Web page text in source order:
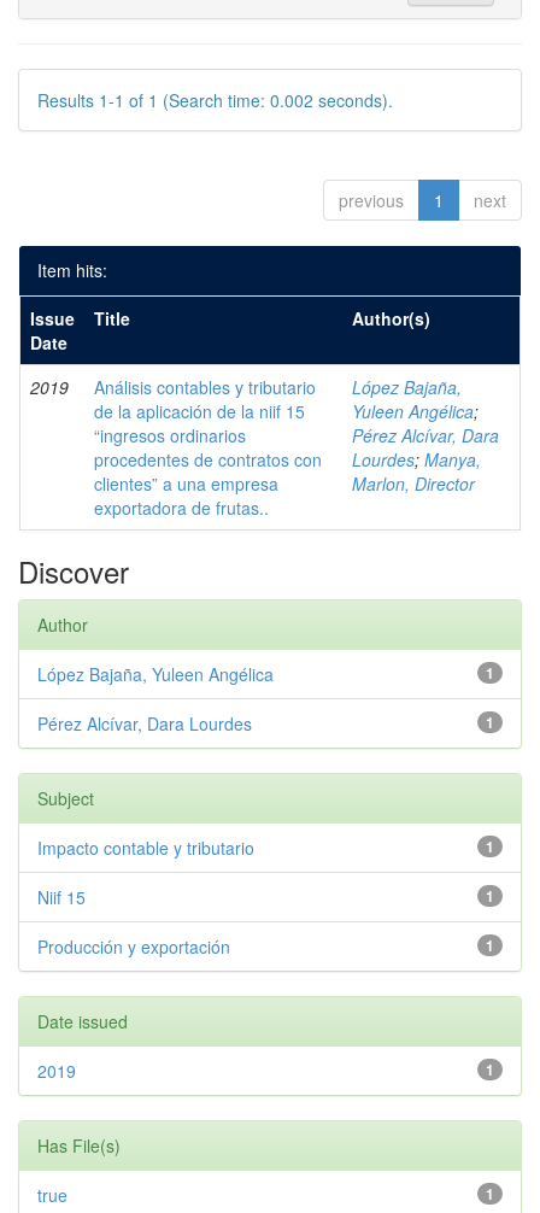
Results 1-1 of 1 (Search time: 0.002 seconds).
previous 1 next
Item hits:
Issue
Date
Title Author(s)
2019
Análisis contables y tributario
de la aplicación de la niif 15
“ingresos ordinarios
procedentes de contratos con
clientes” a una empresa
exportadora de frutas..
López Bajaña,
Yuleen Angélica;
Pérez Alcívar, Dara
Lourdes; Manya,
Marlon, Director
Discover
Author
1
López Bajaña, Yuleen Angélica
1
Pérez Alcívar, Dara Lourdes
Subject
1
Impacto contable y tributario
1
Niif 15
1
Producción y exportación
Date issued
1
2019
Has File(s)
1
true